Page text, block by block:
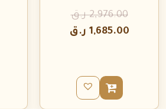
2,976.00 ر.ق
1,685.00 ر.ق